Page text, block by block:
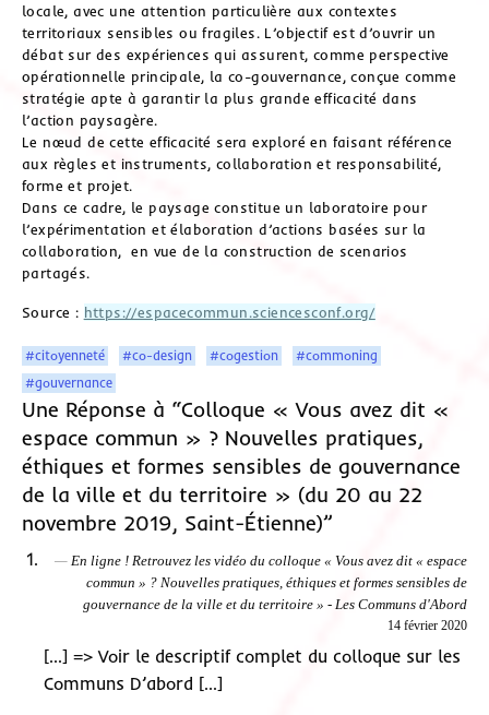
locale, avec une attention particulière aux contextes
territoriaux sensibles ou fragiles. L’objectif est d’ouvrir un
débat sur des expériences qui assurent, comme perspective
opérationnelle principale, la co-gouvernance, conçue comme
stratégie apte à garantir la plus grande efficacité dans
l’action paysagère.
Le nœud de cette efficacité sera exploré en faisant référence
aux règles et instruments, collaboration et responsabilité,
forme et projet.
Dans ce cadre, le paysage constitue un laboratoire pour
l’expérimentation et élaboration d’actions basées sur la
collaboration, en vue de la construction de scenarios
partagés.
Source : https://espacecommun.sciencesconf.org/
#citoyenneté #co-design #cogestion
#commoning
#gouvernance
Une Réponse à “Colloque « Vous avez dit «
espace commun » ? Nouvelles pratiques,
éthiques et formes sensibles de gouvernance
de la ville et du territoire » (du 20 au 22
novembre 2019, Saint-Étienne)”
En ligne ! Retrouvez les vidéo du colloque « Vous avez dit « espace
commun » ? Nouvelles pratiques, éthiques et formes sensibles de
gouvernance de la ville et du territoire » - Les Communs d'Abord
14 février 2020
[…] => Voir le descriptif complet du colloque sur les
Communs D’abord […]